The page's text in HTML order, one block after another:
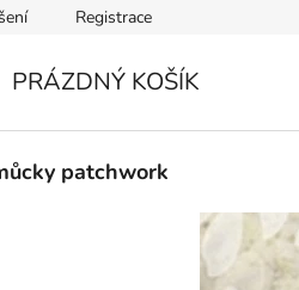
podmínky
Registrace
PRÁZDNÝ KOŠÍK
patchwork